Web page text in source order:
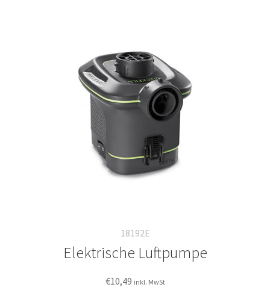
18192E
Elektrische Luftpumpe
€10,49 inkl. MwSt